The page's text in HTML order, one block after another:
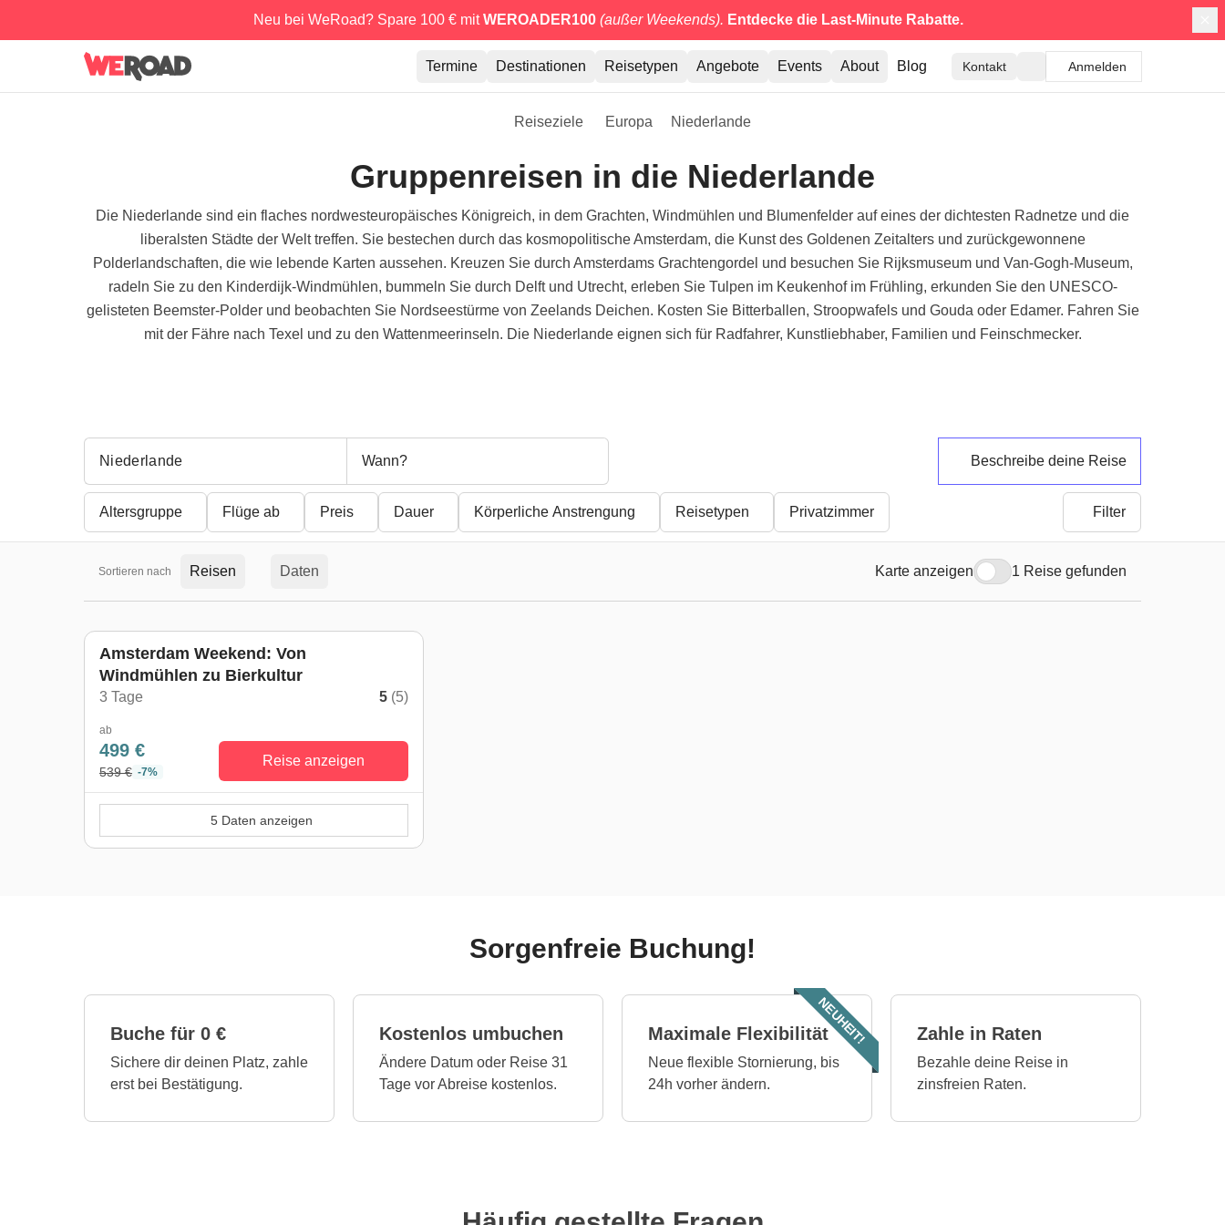
Neu bei WeRoad? Spare 100 € mitWEROADER100 (außer Weekends). Entdecke die Last-Minute Rabatte.
Termine Destinationen Reisetypen Angebote Events About Blog Kontakt Anmelden
Reiseziele Europa Niederlande
Gruppenreisen in die Niederlande
Die Niederlande sind ein flaches nordwesteuropäisches Königreich, in dem Grachten, Windmühlen und Blumenfelder auf eines der dichtesten Radnetze und die
liberalsten Städte der Welt treffen. Sie bestechen durch das kosmopolitische Amsterdam, die Kunst des Goldenen Zeitalters und zurückgewonnene
Polderlandschaften, die wie lebende Karten aussehen. Kreuzen Sie durch Amsterdams Grachtengordel und besuchen Sie Rijksmuseum und Van-Gogh-Museum,
radeln Sie zu den Kinderdijk-Windmühlen, bummeln Sie durch Delft und Utrecht, erleben Sie Tulpen im Keukenhof im Frühling, erkunden Sie den UNESCO-
gelisteten Beemster-Polder und beobachten Sie Nordseestürme von Zeelands Deichen. Kosten Sie Bitterballen, Stroopwafels und Gouda oder Edamer. Fahren Sie
mit der Fähre nach Texel und zu den Wattenmeerinseln. Die Niederlande eignen sich für Radfahrer, Kunstliebhaber, Familien und Feinschmecker.
Wann? Beschreibe deine Reise
Altersgruppe Flüge ab Preis Dauer Körperliche Anstrengung Reisetypen Privatzimmer Filter
Sortieren nach Reisen Daten 1 Reise gefunden
Karte anzeigen
Amsterdam Weekend: Von
Windmühlen zu Bierkultur
3 Tage 5 (5)
ab
499 €
539 € -7%
Reise anzeigen
5 Daten anzeigen
Sorgenfreie Buchung!
Buche für 0 €
Sichere dir deinen Platz, zahle
erst bei Bestätigung.
Kostenlos umbuchen
Ändere Datum oder Reise 31
Tage vor Abreise kostenlos.
NEUHEIT!
Maximale Flexibilität
Neue flexible Stornierung, bis
24h vorher ändern.
Zahle in Raten
Bezahle deine Reise in
zinsfreien Raten.